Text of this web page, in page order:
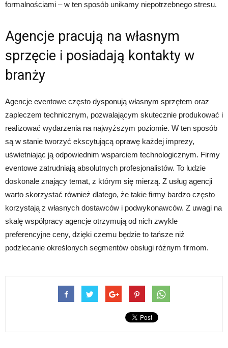
formalnościami – w ten sposób unikamy niepotrzebnego stresu.
Agencje pracują na własnym
sprzęcie i posiadają kontakty w
branży
Agencje eventowe często dysponują własnym sprzętem oraz
zapleczem technicznym, pozwalającym skutecznie produkować i
realizować wydarzenia na najwyższym poziomie. W ten sposób
są w stanie tworzyć ekscytującą oprawę każdej imprezy,
uświetniając ją odpowiednim wsparciem technologicznym. Firmy
eventowe zatrudniają absolutnych profesjonalistów. To ludzie
doskonale znający temat, z którym się mierzą. Z usług agencji
warto skorzystać również dlatego, że takie firmy bardzo często
korzystają z własnych dostawców i podwykonawców. Z uwagi na
skalę współpracy agencje otrzymują od nich zwykle
preferencyjne ceny, dzięki czemu będzie to tańsze niż
podzlecanie określonych segmentów obsługi różnym firmom.